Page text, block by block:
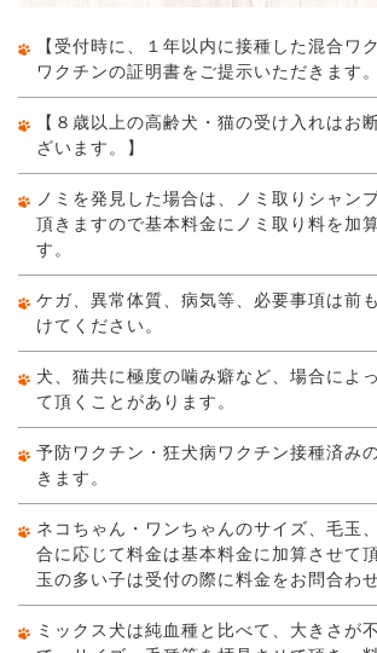
【受付時に、１年以内に接種した混合ワ
ワクチンの証明書をご提示いただきます。
【８歳以上の高齢犬・猫の受け入れはお
ざいます。】
ノミを発見した場合は、ノミ取りシャン
頂きますので基本料金にノミ取り料を加
す。
ケガ、異常体質、病気等、必要事項は前
けてください。
犬、猫共に極度の噛み癖など、場合によ
て頂くことがあります。
予防ワクチン・狂犬病ワクチン接種済み
きます。
ネコちゃん・ワンちゃんのサイズ、毛玉
合に応じて料金は基本料金に加算させて
玉の多い子は受付の際に料金をお問合わ
ミックス犬は純血種と比べて、大きさが